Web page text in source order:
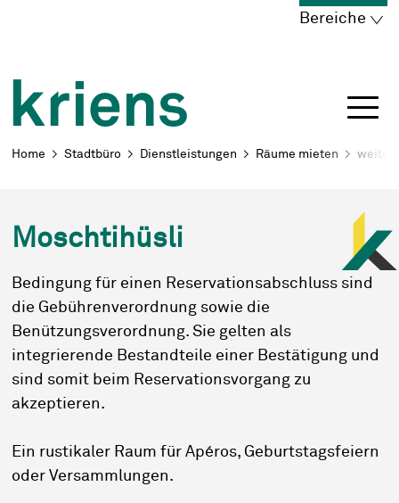
Navigieren in Kriens
Bereiche
Breadcrumb
Home Stadtbüro Dienstleistungen Räume mieten
Moschtihüsli
Bedingung für einen Reservationsabschluss sind
die Gebührenverordnung sowie die
Benützungsverordnung. Sie gelten als
integrierende Bestandteile einer Bestätigung und
sind somit beim Reservationsvorgang zu
akzeptieren.
Ein rustikaler Raum für Apéros, Geburtstagsfeiern
oder Versammlungen.